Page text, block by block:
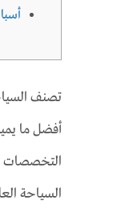
تصنف
أفضل ما
التخصصات
السياحة